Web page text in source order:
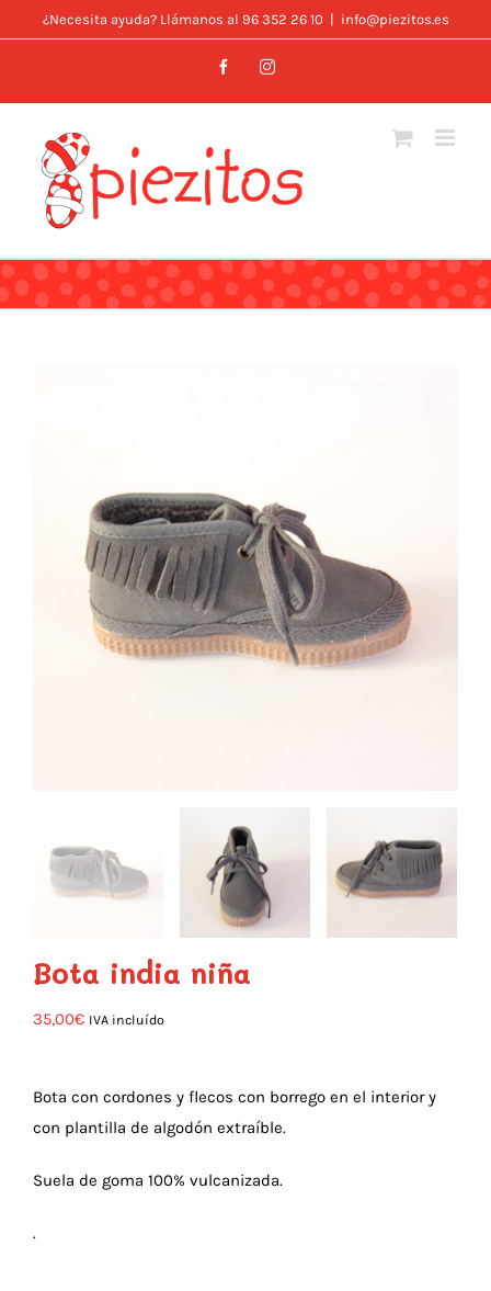
to
¿Necesita ayuda? Llámanos al 96 352 26 10 | info@piezitos.es
FacebookInstagram
Bota india niña
35,00€ IVA incluído
Bota con cordones y flecos con borrego en el interior y
con plantilla de algodón extraíble.
Suela de goma 100% vulcanizada.
.